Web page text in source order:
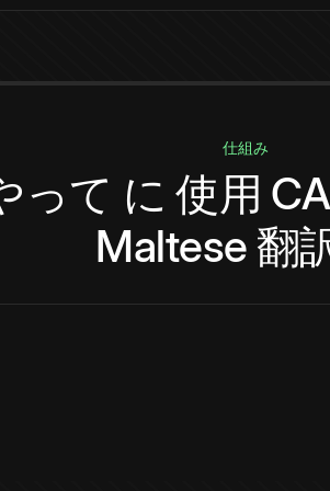
仕組み
って に 使用
Maltese 翻